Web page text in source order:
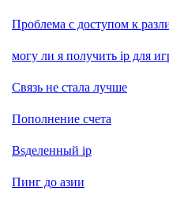
Проблема с доступом к
могу ли я получить ip для
Связь не стала лучше
Пополнение счета
Вsделенный ip
Пинг до азии